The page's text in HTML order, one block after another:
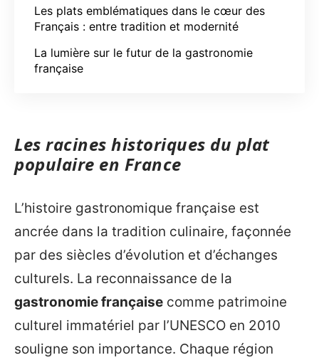
Les plats emblématiques dans le cœur des
Français : entre tradition et modernité
La lumière sur le futur de la gastronomie
française
Les racines historiques du plat
populaire en France
L’histoire gastronomique française est
ancrée dans la tradition culinaire, façonnée
par des siècles d’évolution et d’échanges
culturels. La reconnaissance de la
gastronomie française comme patrimoine
culturel immatériel par l’UNESCO en 2010
souligne son importance. Chaque région